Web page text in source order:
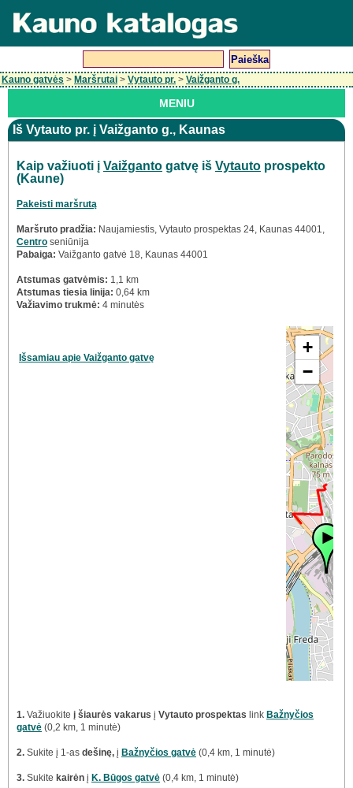
Kauno gatvės > Maršrutai > Vytauto pr. > Vaižganto g.
MENIU
Iš Vytauto pr. į Vaižganto g., Kaunas
Kaip važiuoti į Vaižganto gatvę iš Vytauto prospekto
(Kaune)
Pakeisti maršrutą
Maršruto pradžia: Naujamiestis, Vytauto prospektas 24, Kaunas 44001,
Centro seniūnija
Pabaiga: Vaižganto gatvė 18, Kaunas 44001
Atstumas gatvėmis: 1,1 km
Atstumas tiesia linija: 0,64 km
Važiavimo trukmė: 4 minutės
Išsamiau apie Vaižganto gatvę
+
−
1. Važiuokite į šiaurės vakarus į Vytauto prospektas link Bažnyčios
gatvė (0,2 km, 1 minutė)
2. Sukite į 1-as dešinę, į Bažnyčios gatvė (0,4 km, 1 minutė)
3. Sukite kairėn į K. Būgos gatvė (0,4 km, 1 minutė)